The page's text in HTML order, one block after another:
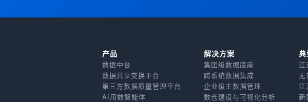
产品
数据中台
数据共享交换平台
第三方数据质量管理平台
AI用数智能体
解决方案
集团级数据底座
跨系统数据集成
企业级主数据管理
数仓建设与可视化分析
无
江
新